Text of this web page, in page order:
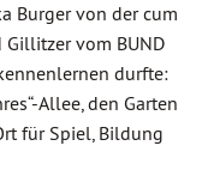
Burger von der cum
vom BUND
durfte:
Allee, den Garten
für Spiel, Bildung